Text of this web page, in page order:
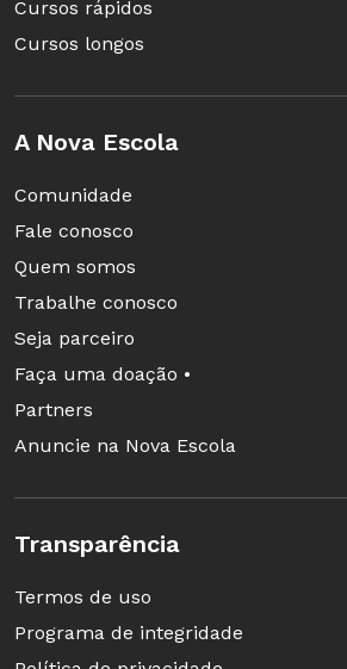
Cursos rápidos
Cursos longos
A Nova Escola
Comunidade
Fale conosco
Quem somos
Trabalhe conosco
Seja parceiro
Faça uma doação •
Partners
Anuncie na Nova Escola
Transparência
Termos de uso
Programa de integridade